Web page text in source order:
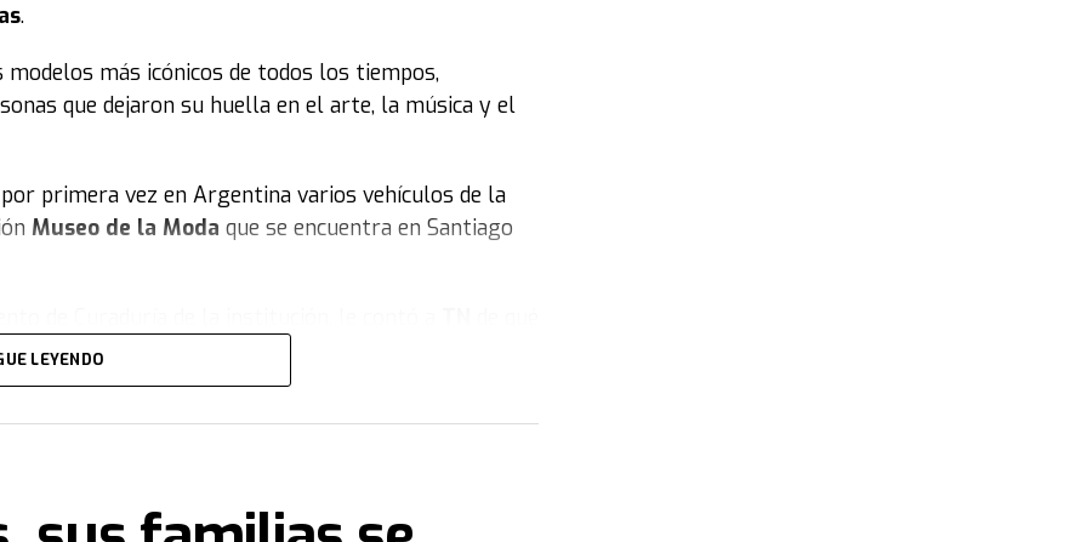
.
más icónicos de todos los tiempos,
que dejaron su huella en el arte, la música y el
primera vez en Argentina varios vehículos de la
Museo de la Moda que se encuentra en Santiago
piezas de vestuario y accesorios, busca
artes decorativas, el aspecto deportivo... de cómo
y botines, entre otras prendas y objetos que se
LEYENDO